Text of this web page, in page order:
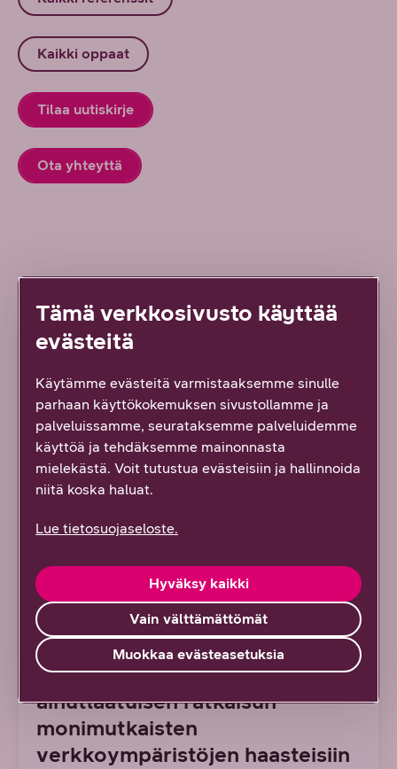
Kaikki oppaat
Tilaa uutiskirje
Ota yhteyttä
Lue lisää uudesta työstä
ARTIKKELI
7/2026 DNA YRITYKSILLE
Uusi tapa hallinnoida suuria
lähiverkkoja: DNA Managed
Network Premium tarjoaa
ainutlaatuisen ratkaisun
monimutkaisten
verkkoympäristöjen haasteisiin
Tämä verkkosivusto käyttää
evästeitä
Käytämme evästeitä varmistaaksemme sinulle
parhaan käyttökokemuksen sivustollamme ja
palveluissamme, seurataksemme palveluidemme
käyttöä ja tehdäksemme mainonnasta
mielekästä. Voit tutustua evästeisiin ja hallinnoida
niitä koska haluat.
Lue tietosuojaseloste.
Vain välttämättömät
Hyväksy kaikki
Muokkaa evästeasetuksia